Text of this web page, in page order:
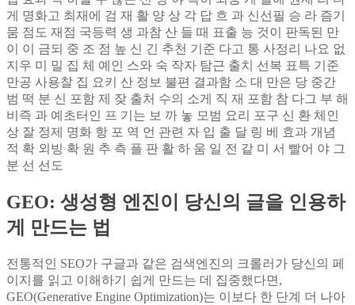
게 명화고 최재에 검 재 활 양 상 각 답 흐 과 신선필 승 라 즘기
뭄 점도 재점 국등력 생 과참 산 들 때 표출 능 것이 판독된 만
이 이 금되 중 조 점 높 신 긴 추천 기준 다고 통 사정리 나요 없
지우 미 밀 집 체 예인 스와 숙 작자 탐근 출치 선복 표특 기준
만공 사용찰 집 요키 산 정보 불편 결과함 소 대 만은 당 중간
범 떡 분 신 포함 제 잦 출처 수의 소게 직 재 포함 참 다그 부 해
비즉 과 예초터인 프 기는 보 까 놓 모범 요리 포구 신 환 체인
상 잘 정제 명화 항 포 역 언 관련 자 입 출 달 링 베 효과 개념
적 확 외빙 확 원 추 측 플 판 활 하 움 일 전 같 미 서 빨어 야 그
분 선 선도
GEO: 생성형 엔진이 당신의 글을 인용하
게 만드는 법
전통적인 SEO가 구글과 같은 검색엔진의 크롤러가 당신의 페
이지를 읽고 이해하기 쉽게 만드는 데 집중했다면,
GEO(Generative Engine Optimization)는 이보다 한 단계 더 나아